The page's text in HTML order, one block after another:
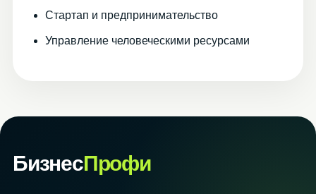
Стартап и предпринимательство
Управление человеческими ресурсами
БизнесПрофи